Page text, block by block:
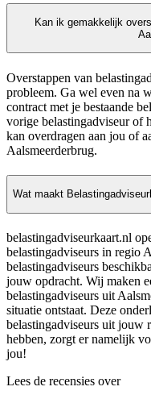
Kan ik gemakkelijk
Overstappen van
probleem. Ga wel even na
contract met je bestaande
vorige belastingadviseur of
kan overdragen aan jou of
Aalsmeerderbrug.
Wat maakt
belastingadviseurkaart.nl
belastingadviseurs in regio
belastingadviseurs
jouw opdracht. Wij maken
belastingadviseurs uit
situatie ontstaat. Deze
belastingadviseurs uit jouw
hebben, zorgt er namelijk
jou!
Lees de recensies over